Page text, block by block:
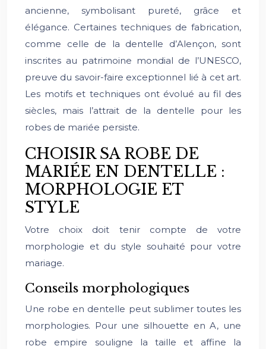
ancienne, symbolisant pureté, grâce et
élégance. Certaines techniques de fabrication,
comme celle de la dentelle d’Alençon, sont
inscrites au patrimoine mondial de l’UNESCO,
preuve du savoir-faire exceptionnel lié à cet art.
Les motifs et techniques ont évolué au fil des
siècles, mais l’attrait de la dentelle pour les
robes de mariée persiste.
CHOISIR SA ROBE DE
MARIÉE EN DENTELLE :
MORPHOLOGIE ET
STYLE
Votre choix doit tenir compte de votre
morphologie et du style souhaité pour votre
mariage.
Conseils morphologiques
Une robe en dentelle peut sublimer toutes les
morphologies. Pour une silhouette en A, une
robe empire souligne la taille et affine la